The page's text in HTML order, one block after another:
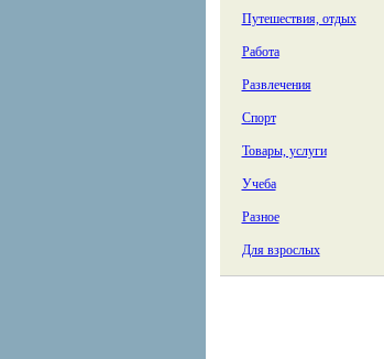
Путешествия, отдых
Работа
Развлечения
Спорт
Товары, услуги
Учеба
Разное
Для взрослых